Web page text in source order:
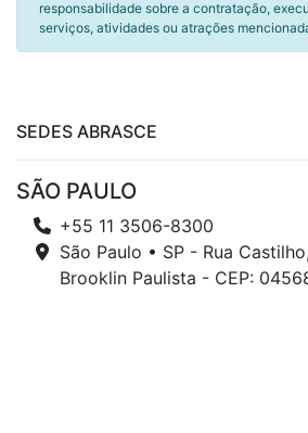
responsabilidade sobre a contratação,
serviços, atividades ou atrações
SEDES ABRASCE
SÃO PAULO
+55 11 3506-8300
São Paulo • SP - Rua
Brooklin Paulista - CEP: